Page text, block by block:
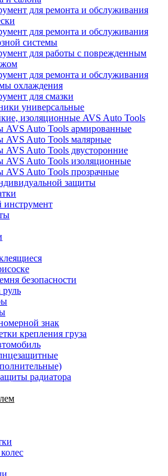
для ремонта и обслуживания
для ремонта и обслуживания
системы
для работы с поврежденным
для ремонта и обслуживания
охлаждения
для смазки
универсальные
изоляционные AVS Auto Tools
AVS Auto Tools армированные
AVS Auto Tools малярные
AVS Auto Tools двусторонние
AVS Auto Tools изоляционные
AVS Auto Tools прозрачные
защиты
безопасности
знак
крепления груза
радиатора